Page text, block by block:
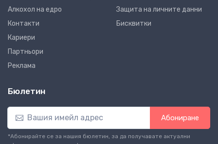
Алкохол на едро
Контакти
Кариери
Партньори
Реклама
Защита на личните данни
Бисквитки
Бюлетин
Абониране
*Абонирайте се за нашия бюлетин, за да получавате актуални